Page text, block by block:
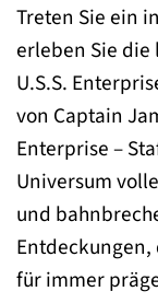
Treten Sie ein
erleben Sie
U.S.S.
von Captain
Enterprise –
Universum
und
für immer